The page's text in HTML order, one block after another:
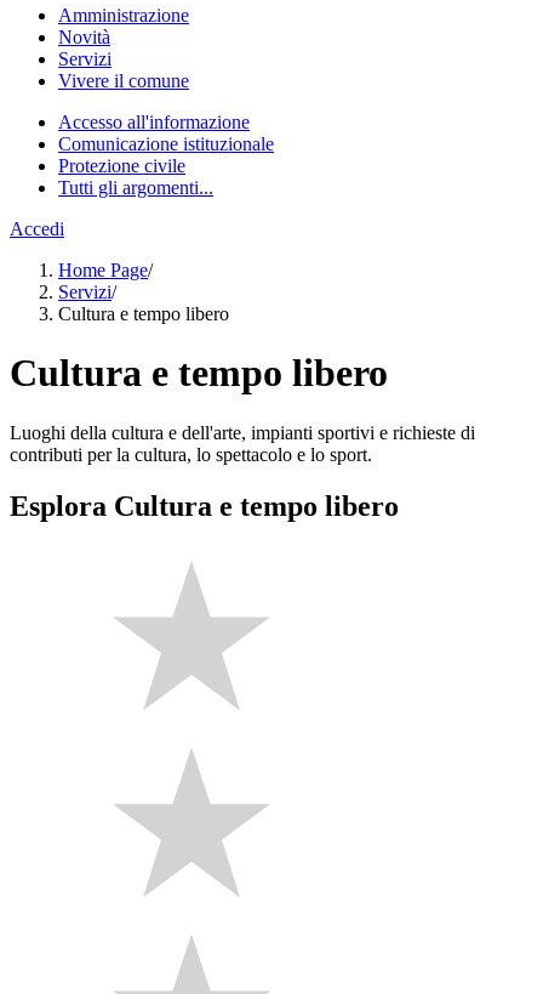
Amministrazione
Novità
Servizi
Vivere il comune
Accesso all'informazione
Comunicazione istituzionale
Protezione civile
Tutti gli argomenti...
Accedi
Home Page/
Servizi/
Cultura e tempo libero
Cultura e tempo libero
Luoghi della cultura e dell'arte, impianti sportivi e richieste di
contributi per la cultura, lo spettacolo e lo sport.
Esplora Cultura e tempo libero